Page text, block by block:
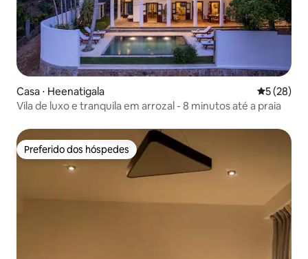
Casa ⋅ Heenatigala 5 de uma
5 (28)
Vila de luxo e tranquila em arrozal - 8 minutos até a praia
Preferido dos hóspedes
Preferido dos hóspedes